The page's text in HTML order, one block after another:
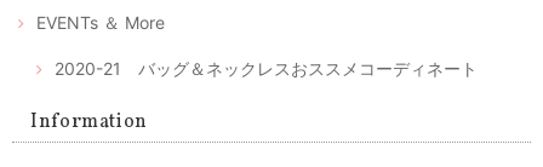
と手触りでうっとりしました。 マスクもしっかりしており手づくりの風
で使いたいな、と思っています。
レビュー有難うございます。気に入っていただけてとても
EVENTs ＆ More
2020-21 バッグ＆ネックレスおススメコーディネート
Information